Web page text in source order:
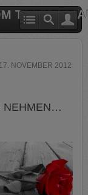
TIERARZT
17. NOVEMBER 2012